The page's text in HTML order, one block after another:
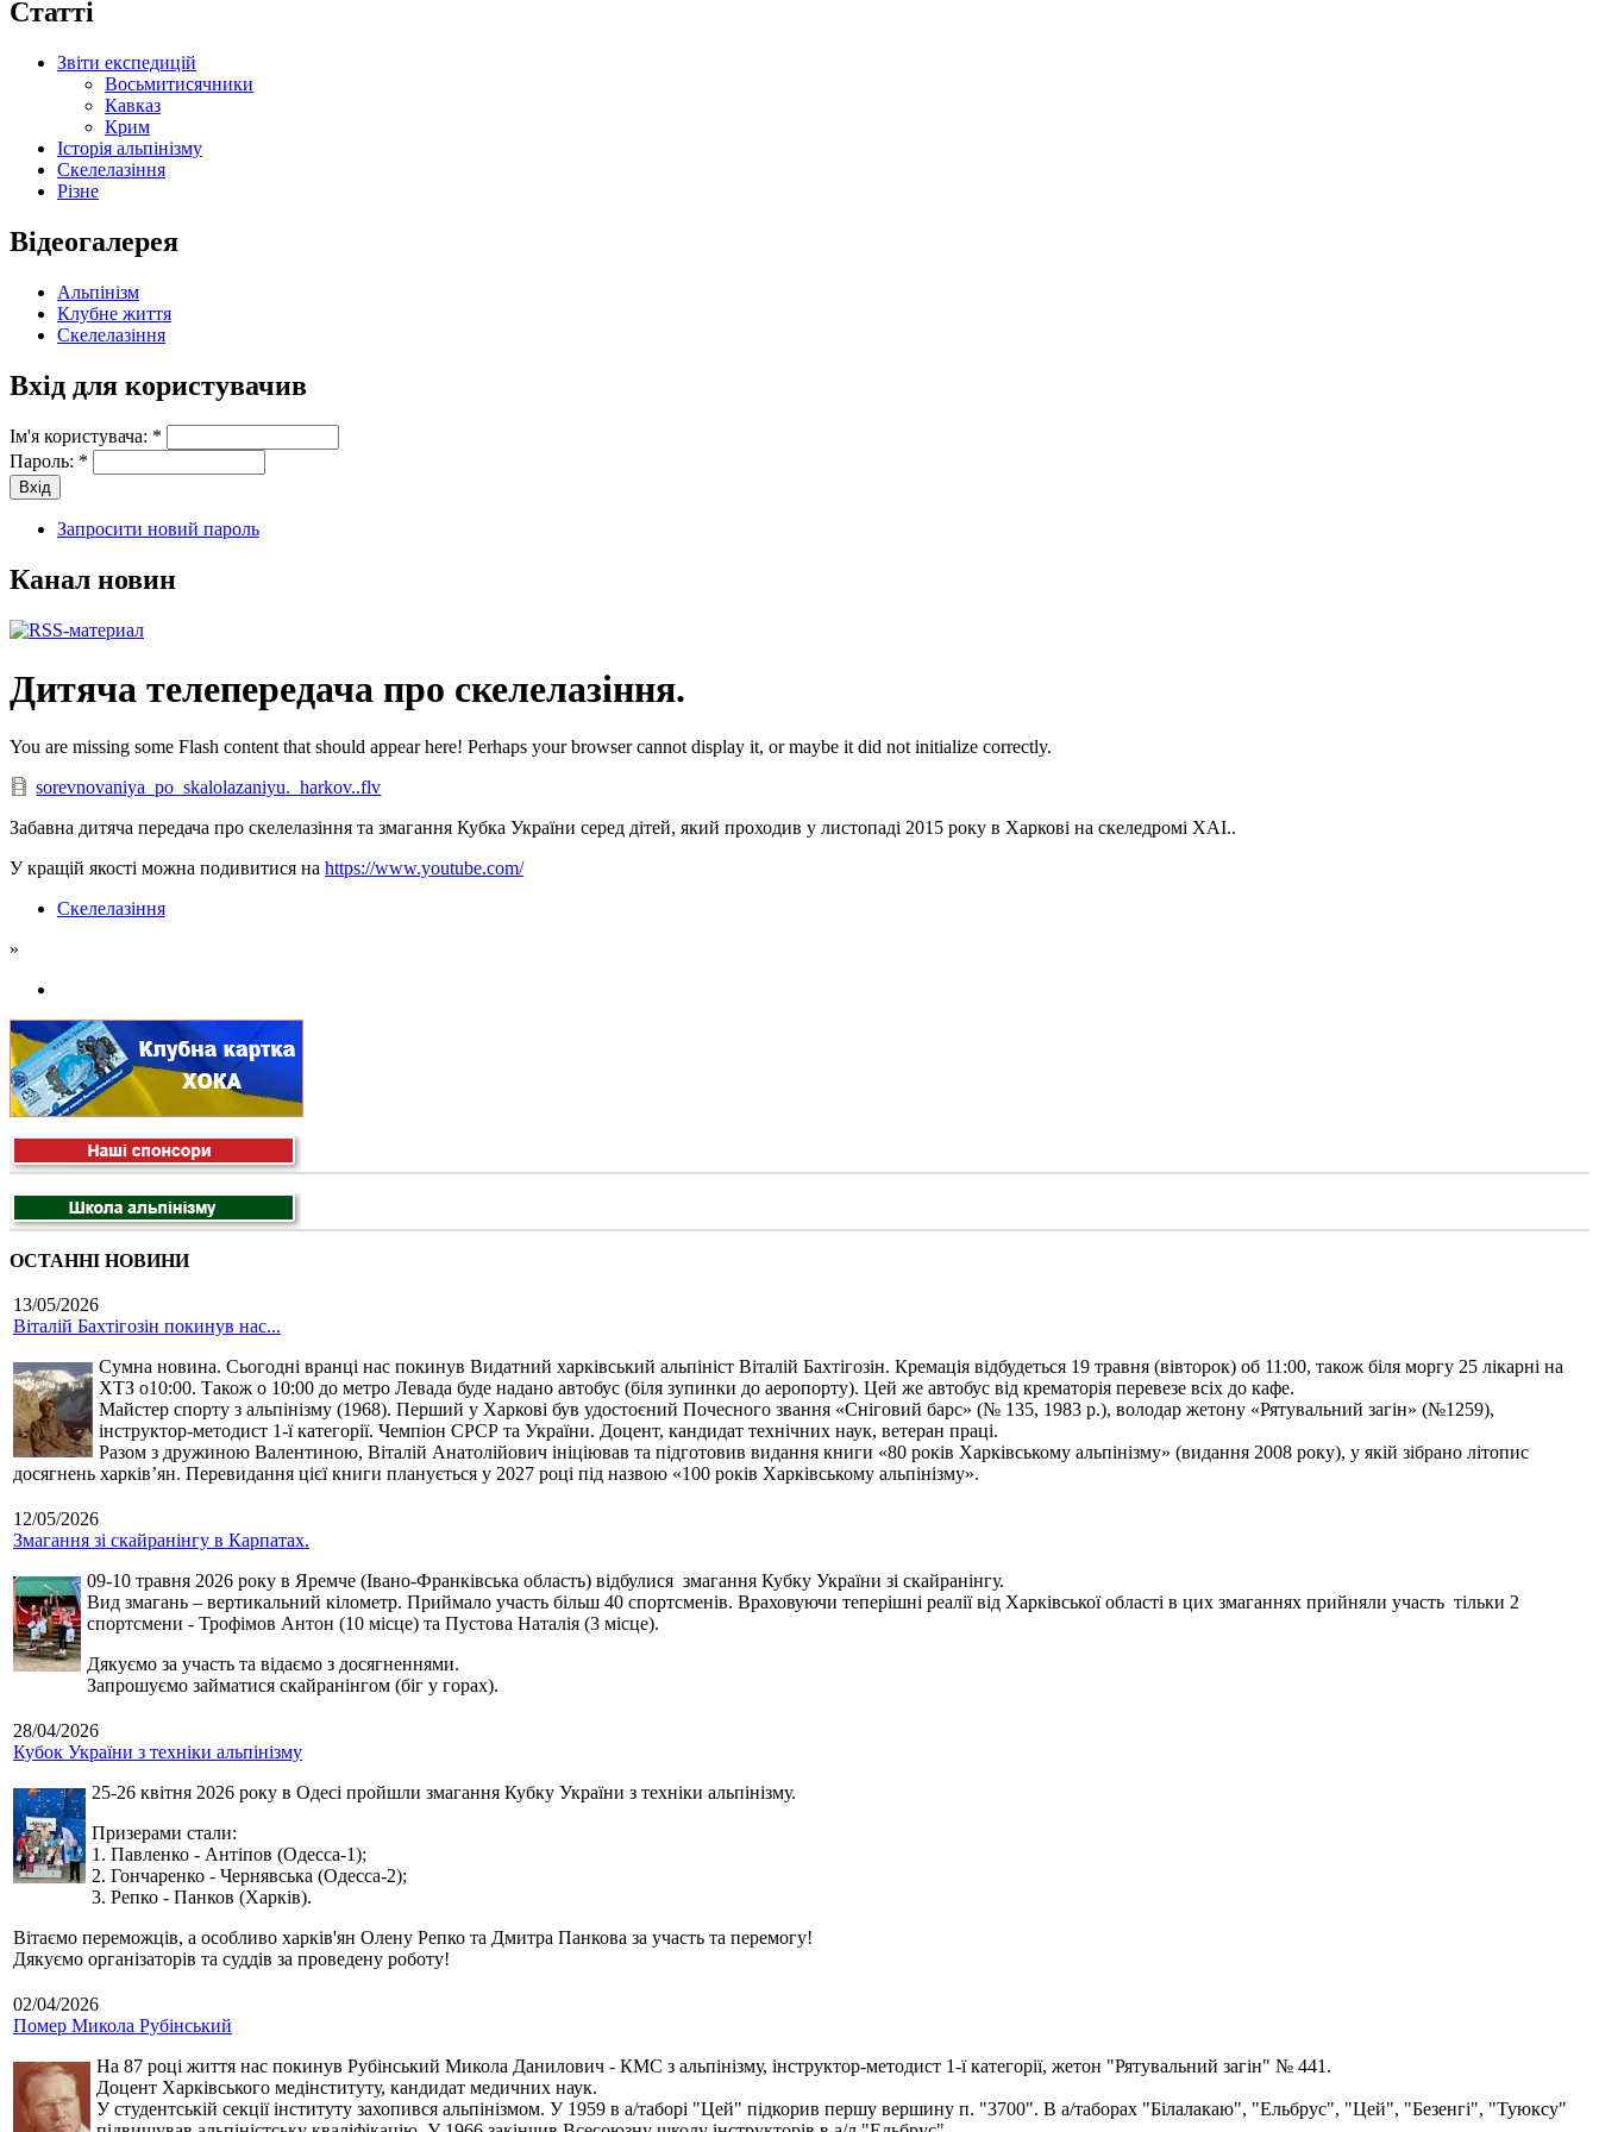
Статті
Звіти експедицій
Восьмитисячники
Кавказ
Крим
Історія альпінізму
Скелелазіння
Різне
Відеогалерея
Альпінізм
Клубне життя
Скелелазіння
Вхід для користувачив
Ім'я користувача: *
Пароль: *
Запросити новий пароль
Канал новин
Дитяча телепередача про скелелазіння.
You are missing some Flash content that should appear here! Perhaps your browser cannot display it, or maybe it did not initialize correctly.
sorevnovaniya_po_skalolazaniyu._harkov..flv
Забавна дитяча передача про скелелазіння та змагання Кубка України серед дітей, який проходив у листопаді 2015 року в Харкові на скеледромі ХАІ..
У кращій якості можна подивитися на https://www.youtube.com/
Скелелазіння
»
ОСТАННІ НОВИНИ
13/05/2026
Віталій Бахтігозін покинув нас...
Сумна новина. Сьогодні вранці нас покинув Видатний харківський альпініст Віталій Бахтігозін. Кремація відбудеться 19 травня (вівторок) об 11:00, також біля моргу 25 лікарні на
ХТЗ о10:00. Також о 10:00 до метро Левада буде надано автобус (біля зупинки до аеропорту). Цей же автобус від крематорія перевезе всіх до кафе.
Майстер спорту з альпінізму (1968). Перший у Харкові був удостоєний Почесного звання «Сніговий барс» (№ 135, 1983 р.), володар жетону «Рятувальний загін» (№1259),
інструктор-методист 1-ї категорії. Чемпіон СРСР та України. Доцент, кандидат технічних наук, ветеран праці.
Разом з дружиною Валентиною, Віталій Анатолійович ініціював та підготовив видання книги «80 років Харківському альпінізму» (видання 2008 року), у якій зібрано літопис
досягнень харків’ян. Перевидання цієї книги планується у 2027 році під назвою «100 років Харківському альпінізму».
12/05/2026
Змагання зі скайранінгу в Карпатах.
09-10 травня 2026 року в Яремче (Івано-Франківська область) відбулися змагання Кубку України зі скайранінгу.
Вид змагань – вертикальний кілометр. Приймало участь більш 40 спортсменів. Враховуючи теперішні реалії від Харківської області в цих змаганнях прийняли участь тільки 2
спортсмени - Трофімов Антон (10 місце) та Пустова Наталія (3 місце).
Дякуємо за участь та відаємо з досягненнями.
Запрошуємо займатися скайранінгом (біг у горах).
28/04/2026
Кубок України з техніки альпінізму
25-26 квітня 2026 року в Одесі пройшли змагання Кубку України з техніки альпінізму.
Призерами стали:
1. Павленко - Антіпов (Одесса-1);
2. Гончаренко - Чернявська (Одесса-2);
3. Репко - Панков (Харків).
Вітаємо переможців, а особливо харків'ян Олену Репко та Дмитра Панкова за участь та перемогу!
Дякуємо організаторів та суддів за проведену роботу!
02/04/2026
Помер Микола Рубінський
На 87 році життя нас покинув Рубінський Микола Данилович - КМС з альпінізму, інструктор-методист 1-ї категорії, жетон "Рятувальний загін" № 441.
Доцент Харківського медінституту, кандидат медичних наук.
У студентській секції інституту захопився альпінізмом. У 1959 в а/таборі "Цей" підкорив першу вершину п. "3700". В а/таборах "Білалакаю", "Ельбрус", "Цей", "Безенгі", "Туюксу"